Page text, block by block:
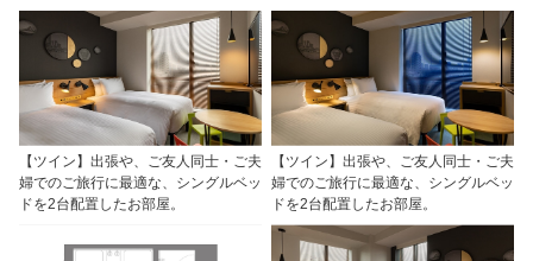
【ツイン】出張や、ご友人同士・ご夫
婦でのご旅行に最適な、シングルベッ
ドを2台配置したお部屋。
【ツイン】出張や、ご友人同士・ご夫
婦でのご旅行に最適な、シングルベッ
ドを2台配置したお部屋。